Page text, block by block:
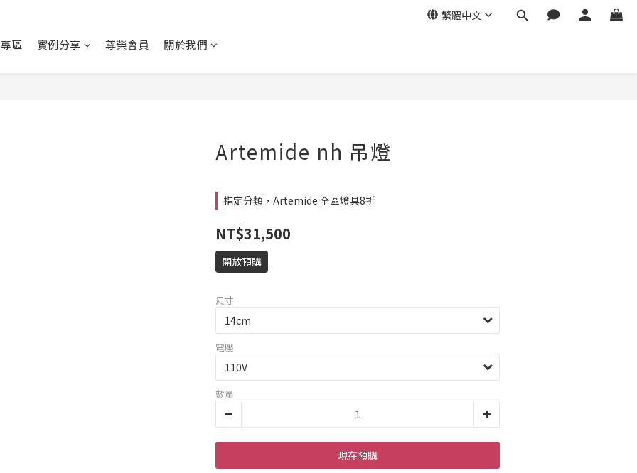
繁體中文
區 實例分享 尊榮會員 關於我們
Artemide nh 吊燈
指定分類，Artemide 全區燈具8折
NT$31,500
開放預購
尺寸
電壓
數量
現在預購